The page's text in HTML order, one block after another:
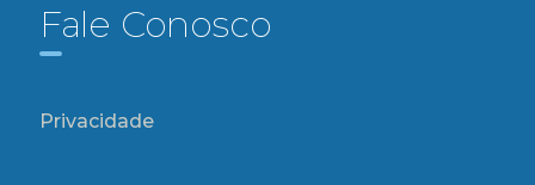
Fale Conosco
Privacidade